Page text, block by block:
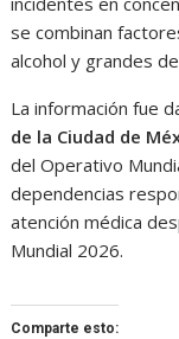
se combinan
alcohol y grandes
La información fue
de la Ciudad de
del Operativo
dependencias
atención médica
Mundial 2026.
Comparte esto: